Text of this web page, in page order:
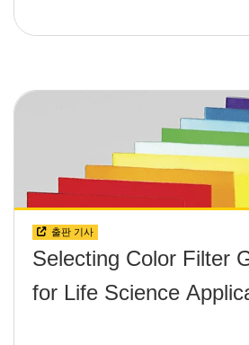
출판 기사
Selecting Color Filter
for Life Science